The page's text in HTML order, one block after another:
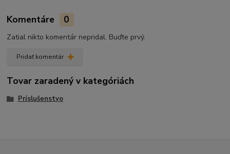
Komentáre 0
Zatial nikto komentár nepridal. Buďte prvý.
Pridať komentár
Tovar zaradený v kategóriách
Príslušenstvo